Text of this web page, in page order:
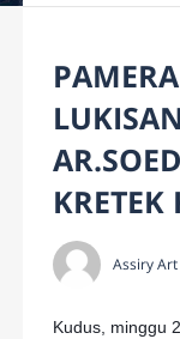
KRETEK
Assiry Art
Kudus, minggu